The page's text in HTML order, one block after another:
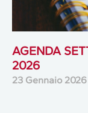
AGENDA
2026
23 Gennaio 2026